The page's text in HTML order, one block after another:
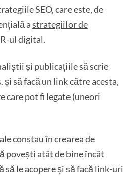
SEO, care este, de
astrategiilor de
ul digital.
și publicațiile să scrie
să facă un link către acesta,
care pot fi legate (uneori
constau în crearea de
povești atât de bine încât
le acopere și să facă link-uri